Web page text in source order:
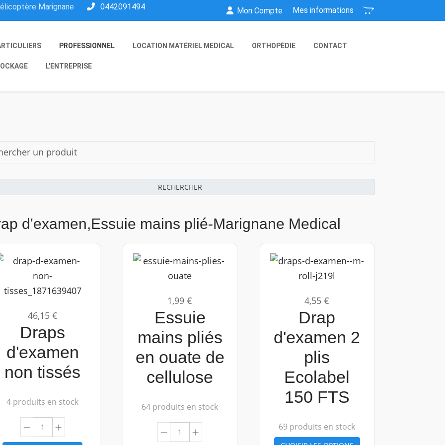
Marignane 0442091494 Mon Compte Mes informations
PROFESSIONNEL LOCATION MATÉRIEL MEDICAL ORTHOPÉDIE CONTACT
L'ENTREPRISE
RECHERCHER
d'examen,Essuie mains plié-Marignane Medical
46,15 €
Draps
d'examen
non tissés
4 produits en stock
1,99 €
Essuie
mains pliés
en ouate de
cellulose
64 produits en stock
4,55 €
Drap
d'examen 2
plis
Ecolabel
150 FTS
69 produits en stock